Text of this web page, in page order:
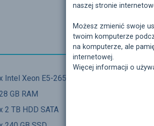
Intel Xeon E5-2650 v2 8/16 2,60 GHz
GB RAM
2 TB HDD SATA
naszej stronie
Możesz zmienić swoje
twoim komputerze
na komputerze, ale
internetowej.
Więcej informacji o